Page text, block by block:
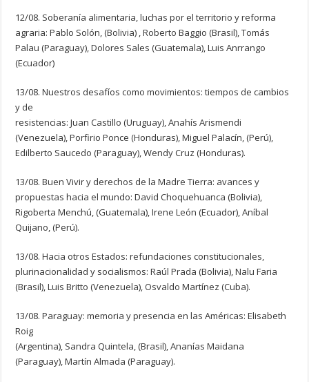
12/08. Soberanía alimentaria, luchas por el territorio y reforma
agraria: Pablo Solón, (Bolivia) , Roberto Baggio (Brasil), Tomás
Palau (Paraguay), Dolores Sales (Guatemala), Luis Anrrango
(Ecuador)
13/08. Nuestros desafíos como movimientos: tiempos de cambios
y de
resistencias: Juan Castillo (Uruguay), Anahís Arismendi
(Venezuela), Porfirio Ponce (Honduras), Miguel Palacín, (Perú),
Edilberto Saucedo (Paraguay), Wendy Cruz (Honduras).
13/08. Buen Vivir y derechos de la Madre Tierra: avances y
propuestas hacia el mundo: David Choquehuanca (Bolivia),
Rigoberta Menchú, (Guatemala), Irene León (Ecuador), Aníbal
Quijano, (Perú).
13/08. Hacia otros Estados: refundaciones constitucionales,
plurinacionalidad y socialismos: Raúl Prada (Bolivia), Nalu Faria
(Brasil), Luis Britto (Venezuela), Osvaldo Martínez (Cuba).
13/08. Paraguay: memoria y presencia en las Américas: Elisabeth
Roig
(Argentina), Sandra Quintela, (Brasil), Ananías Maidana
(Paraguay), Martín Almada (Paraguay).